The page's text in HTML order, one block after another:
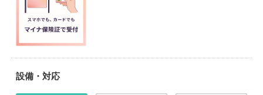
設備・対応